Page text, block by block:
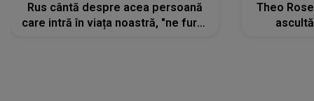
Rus cântă despre acea persoană
care intră în viața noastră, "ne fură"
Theo